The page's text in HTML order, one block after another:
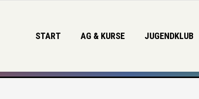
START AG & KURSE JUGENDKLUB